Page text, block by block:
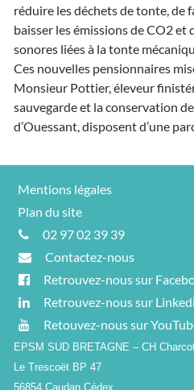
réduire les déchets de tonte, de
baisser les émissions de CO2 et
sonores liées à la tonte
Ces nouvelles pensionnaires
Monsieur Pottier, éleveur
sauvegarde et la conservation
d’Ouessant, disposent d’une
Mentions légales
Plan du site
02 97 02 39 39
Contactez-nous
Retrouvez-nous sur
Retrouvez-nous sur
Retouvez-nous sur
EPSM SUD BRETAGNE – CH
Le Trescoët BP 47
56854 Caudan Cédex